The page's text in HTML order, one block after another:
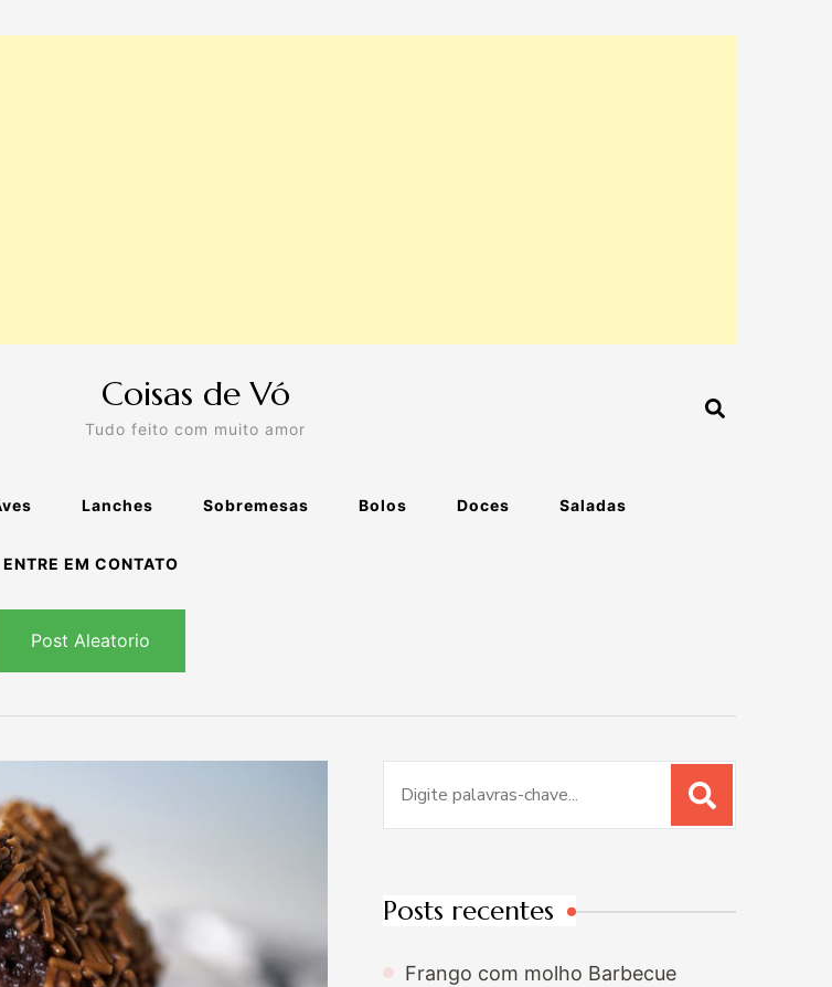
Coisas de Vó
Tudo feito com muito amor
Lanches Sobremesas Bolos Doces Saladas
ENTRE EM CONTATO
Post Aleatorio
por:
Posts recentes
Frango com molho Barbecue